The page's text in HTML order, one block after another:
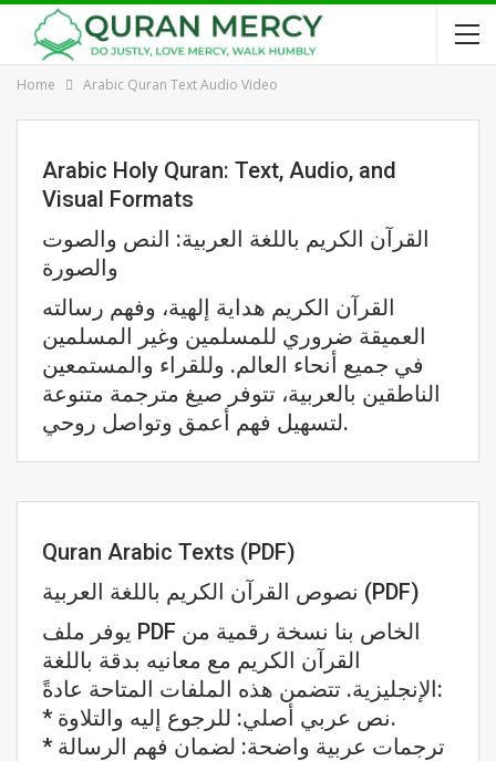
Home Arabic Quran Text Audio Video
Arabic Holy Quran: Text, Audio, and
Visual Formats
القرآن الكريم باللغة العربية: النص والصوت
والصورة
القرآن الكريم هداية إلهية، وفهم رسالته
العميقة ضروري للمسلمين وغير المسلمين
في جميع أنحاء العالم. وللقراء والمستمعين
الناطقين بالعربية، تتوفر صيغ مترجمة متنوعة
لتسهيل فهم أعمق وتواصل روحي.
Quran Arabic Texts (PDF)
نصوص القرآن الكريم باللغة العربية (PDF)
يوفر ملف PDF الخاص بنا نسخة رقمية من
القرآن الكريم مع معانيه بدقة باللغة
الإنجليزية. تتضمن هذه الملفات المتاحة عادةً:
* نص عربي أصلي: للرجوع إليه والتلاوة.
* ترجمات عربية واضحة: لضمان فهم الرسالة